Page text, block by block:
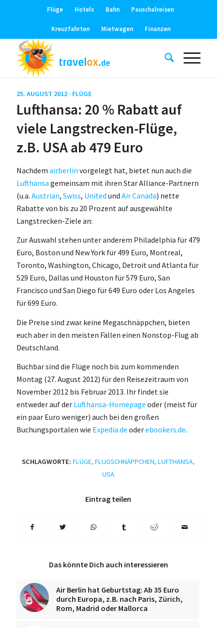
Flüge Hotels Bahn Pauschalreisen
Kreuzfahrten Mietwagen Finanzen
25. AUGUST 2012 · FLÜGE
Lufthansa: 20 % Rabatt auf
viele Langstrecken-Flüge,
z.B. USA ab 479 Euro
Nachdem airberlin vorgelegt hat, bietet nun auch die
Lufthansa gemeinsam mit ihren Star Alliance-Partnern
(u.a. Austrian, Swiss, United und Air Canada) nette
Rabatte von bis zu 20 Prozent auf ausgewählte
Langstrecken-Ziele an:
Zur Auswahl stehen unter anderem Philadelphia für 479
Euro, Boston und New York für 499 Euro, Montreal,
Toronto, Washington, Chicago, Detroit und Atlanta für
529 Euro, Dallas und Houston für 579 Euro, San
Francisco und San Diego für 649 Euro oder Los Angeles
für 699 Euro.
Die Preise sind zwar keine Megaschnäppchen, bieten
euch aber in den meisten Fällen einen Nonstop-Flug ab
Deutschland.
Buchbar sind die Flüge noch bis zum kommenden
Montag (27. August 2012) für den Reisezeitraum von
November 2012 bis Februar 2013. Ihr findet sie
entweder auf der Lufthansa-Homepage oder (meist für
ein paar Euro weniger) auch bei den großen
Buchungsportalen wie Expedia.de oderebookers.de.
SCHLAGWORTE: FLÜGE,FLUGSCHNÄPPCHEN,LUFTHANSA,
USA
Eintrag teilen
Das könnte Dich auch interessieren
Air Berlin hat Geburtstag: Ab 35 Euro
durch Europa, z.B. nach Paris, Zürich,
Rom, Madrid oder Mallorca